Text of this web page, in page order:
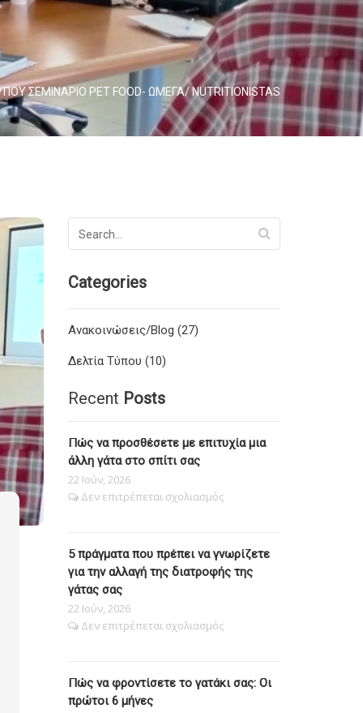
ΣΕΜΙΝΑΡΙΟ PET FOOD- ΩΜΕΓΑ/ NUTRITIONISTAS
Categories
Ανακοινώσεις/Blog (27)
Δελτία Τύπου (10)
Recent Posts
Πώς να προσθέσετε με επιτυχία μια
άλλη γάτα στο σπίτι σας
22 Ιούν, 2026
Δεν επιτρέπεται σχολιασμόςστο
με
επιτυχία
μια
στο
5 πράγματα που πρέπει να γνωρίζετε
για την αλλαγή της διατροφής της
γάτας σας
22 Ιούν, 2026
Δεν επιτρέπεται σχολιασμόςστο
πρέπει
Πώς να φροντίσετε το γατάκι σας: Οι
πρώτοι 6 μήνες